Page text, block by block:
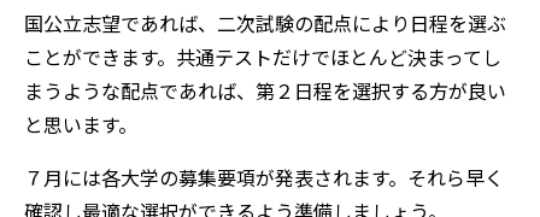
国公立志望であれば、二次試験の配点により日程を選ぶ
ことができます。共通テストだけでほとんど決まってし
まうような配点であれば、第２日程を選択する方が良い
と思います。
７月には各大学の募集要項が発表されます。それら早く
確認し最適な選択ができるよう準備しましょう。